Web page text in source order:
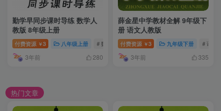
勤学早同步课时导练 数学人
教版 8年级上册
付费资源 ￥3 八年级上册 # 数学
3年前 280
薛金星中学教材全解 9年级下
册 语文人教版
付费资源 ￥3 九年级下册 # 语文
3年前 335
热门文章